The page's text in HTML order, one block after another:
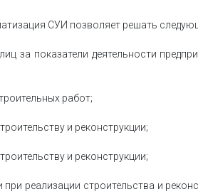
СУИ позволяет решать
за показатели деятельности
работ;
и реконструкции;
и реконструкции;
реализации строительства и